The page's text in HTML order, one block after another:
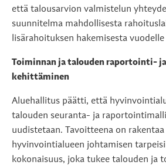
että talousarvion valmistelun
suunnitelma mahdollisesta
lisärahoituksen hakemisesta
Toiminnan ja talouden raportointi-
kehittäminen
Aluehallitus päätti, että
talouden seuranta- ja
uudistetaan. Tavoitteena on
hyvinvointialueen johtamisen
kokonaisuus, joka tukee talouden ja